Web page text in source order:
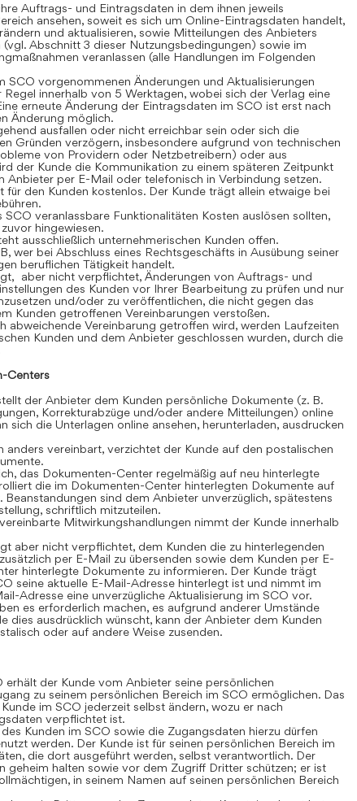
Auftrags- und Eintragsdaten in dem ihnen jeweils
ansehen, soweit es sich um Online-Eintragsdaten handelt,
und aktualisieren, sowie Mitteilungen des Anbieters
(vgl. Abschnitt 3 dieser Nutzungsbedingungen) sowie im
veranlassen (alle Handlungen im Folgenden
vorgenommenen Änderungen und Aktualisierungen
innerhalb von 5 Werktagen, wobei sich der Verlag eine
erneute Änderung der Eintragsdaten im SCO ist erst nach
Änderung möglich.
ausfallen oder nicht erreichbar sein oder sich die
Gründen verzögern, insbesondere aufgrund von technischen
von Providern oder Netzbetreibern) oder aus
der Kunde die Kommunikation zu einem späteren Zeitpunkt
Anbieter per E-Mail oder telefonisch in Verbindung setzen.
den Kunden kostenlos. Der Kunde trägt allein etwaige bei
veranlassbare Funktionalitäten Kosten auslösen sollten,
hingewiesen.
ausschließlich unternehmerischen Kunden offen.
wer bei Abschluss eines Rechtsgeschäfts in Ausübung seiner
beruflichen Tätigkeit handelt.
aber nicht verpflichtet, Änderungen von Auftrags- und
des Kunden vor Ihrer Bearbeitung zu prüfen und nur
und/oder zu veröffentlichen, die nicht gegen das
Kunden getroffenen Vereinbarungen verstoßen.
Vereinbarung getroffen wird, werden Laufzeiten
Kunden und dem Anbieter geschlossen wurden, durch die
Centers
der Anbieter dem Kunden persönliche Dokumente (z. B.
Korrekturabzüge und/oder andere Mitteilungen) online
sich die Unterlagen online ansehen, herunterladen, ausdrucken
vereinbart, verzichtet der Kunde auf den postalischen
das Dokumenten-Center regelmäßig auf neu hinterlegte
die im Dokumenten-Center hinterlegten Dokumente auf
sind dem Anbieter unverzüglich, spätestens
schriftlich mitzuteilen.
Mitwirkungshandlungen nimmt der Kunde innerhalb
aber nicht verpflichtet, dem Kunden die zu hinterlegenden
per E-Mail zu übersenden sowie dem Kunden per E-
hinterlegte Dokumente zu informieren. Der Kunde trägt
seine aktuelle E-Mail-Adresse hinterlegt ist und nimmt im
Adresse eine unverzügliche Aktualisierung im SCO vor.
es erforderlich machen, es aufgrund anderer Umstände
dies ausdrücklich wünscht, kann der Anbieter dem Kunden
oder auf andere Weise zusenden.
der Kunde vom Anbieter seine persönlichen
zu seinem persönlichen Bereich im SCO ermöglichen. Das
im SCO jederzeit selbst ändern, wozu er nach
verpflichtet ist.
Kunden im SCO sowie die Zugangsdaten hierzu dürfen
werden. Der Kunde ist für seinen persönlichen Bereich im
die dort ausgeführt werden, selbst verantwortlich. Der
geheim halten sowie vor dem Zugriff Dritter schützen; er ist
in seinem Namen auf seinen persönlichen Bereich